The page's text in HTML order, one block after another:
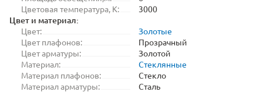
Цветовая температура, K:
3000
Цвет и материал:
Цвет:
Золотые
Цвет плафонов:
Прозрачный
Цвет арматуры:
Золотой
Материал:
Стеклянные
Материал плафонов:
Стекло
Материал арматуры:
Сталь